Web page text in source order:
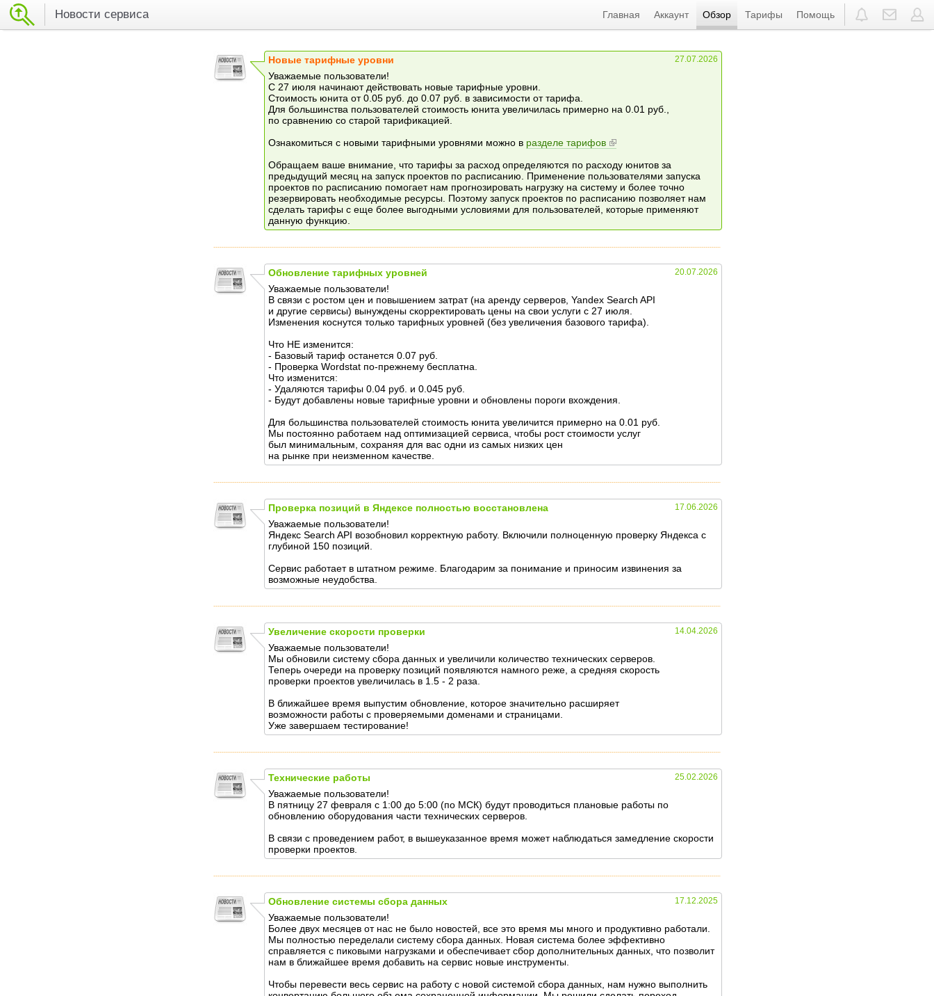
Новости сервиса Главная Аккаунт Обзор Тарифы Помощь
27.07.2026
Новые тарифные уровни
Уважаемые пользователи!
С 27 июля начинают действовать новые тарифные уровни.
Стоимость юнита от 0.05 руб. до 0.07 руб. в зависимости от тарифа.
Для большинства пользователей стоимость юнита увеличилась примерно на 0.01 руб.,
по сравнению со старой тарификацией.
Ознакомиться с новыми тарифными уровнями можно в разделе тарифов
Обращаем ваше внимание, что тарифы за расход определяются по расходу юнитов за
предыдущий месяц на запуск проектов по расписанию. Применение пользователями запуска
проектов по расписанию помогает нам прогнозировать нагрузку на систему и более точно
резервировать необходимые ресурсы. Поэтому запуск проектов по расписанию позволяет нам
сделать тарифы с еще более выгодными условиями для пользователей, которые применяют
данную функцию.
20.07.2026
Обновление тарифных уровней
Уважаемые пользователи!
В связи с ростом цен и повышением затрат (на аренду серверов, Yandex Search API
и другие сервисы) вынуждены скорректировать цены на свои услуги с 27 июля.
Изменения коснутся только тарифных уровней (без увеличения базового тарифа).
Что НЕ изменится:
- Базовый тариф останется 0.07 руб.
- Проверка Wordstat по-прежнему бесплатна.
Что изменится:
- Удаляются тарифы 0.04 руб. и 0.045 руб.
- Будут добавлены новые тарифные уровни и обновлены пороги вхождения.
Для большинства пользователей стоимость юнита увеличится примерно на 0.01 руб.
Мы постоянно работаем над оптимизацией сервиса, чтобы рост стоимости услуг
был минимальным, сохраняя для вас одни из самых низких цен
на рынке при неизменном качестве.
17.06.2026
Проверка позиций в Яндексе полностью восстановлена
Уважаемые пользователи!
Яндекс Search API возобновил корректную работу. Включили полноценную проверку Яндекса с
глубиной 150 позиций.
Сервис работает в штатном режиме. Благодарим за понимание и приносим извинения за
возможные неудобства.
14.04.2026
Увеличение скорости проверки
Уважаемые пользователи!
Мы обновили систему сбора данных и увеличили количество технических серверов.
Теперь очереди на проверку позиций появляются намного реже, а средняя скорость
проверки проектов увеличилась в 1.5 - 2 раза.
В ближайшее время выпустим обновление, которое значительно расширяет
возможности работы с проверяемыми доменами и страницами.
Уже завершаем тестирование!
25.02.2026
Технические работы
Уважаемые пользователи!
В пятницу 27 февраля с 1:00 до 5:00 (по МСК) будут проводиться плановые работы по
обновлению оборудования части технических серверов.
В связи с проведением работ, в вышеуказанное время может наблюдаться замедление скорости
проверки проектов.
17.12.2025
Обновление системы сбора данных
Уважаемые пользователи!
Более двух месяцев от нас не было новостей, все это время мы много и продуктивно работали.
Мы полностью переделали систему сбора данных. Новая система более эффективно
справляется с пиковыми нагрузками и обеспечивает сбор дополнительных данных, что позволит
нам в ближайшее время добавить на сервис новые инструменты.
Чтобы перевести весь сервис на работу с новой системой сбора данных, нам нужно выполнить